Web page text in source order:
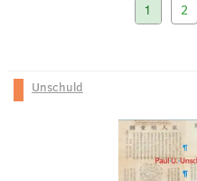
1 2
Unschuld